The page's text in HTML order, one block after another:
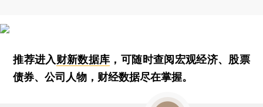
推荐进入财新数据库 ，可随时查阅宏观经济、股票
债券、公司人物，财经数据尽在掌握。